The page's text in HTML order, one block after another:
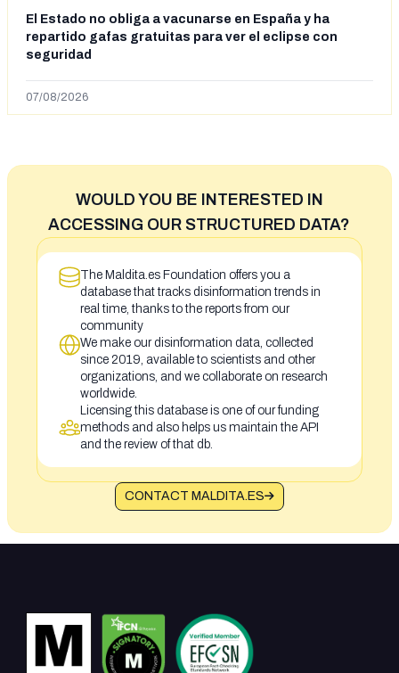
El Estado no obliga a vacunarse en España y ha
repartido gafas gratuitas para ver el eclipse con
seguridad
07/08/2026
WOULD YOU BE INTERESTED IN
ACCESSING OUR STRUCTURED DATA?
The Maldita.es Foundation offers you a
database that tracks disinformation trends in
real time, thanks to the reports from our
community
We make our disinformation data, collected
since 2019, available to scientists and other
organizations, and we collaborate on research
worldwide.
Licensing this database is one of our funding
methods and also helps us maintain the API
and the review of that db.
CONTACT MALDITA.ES